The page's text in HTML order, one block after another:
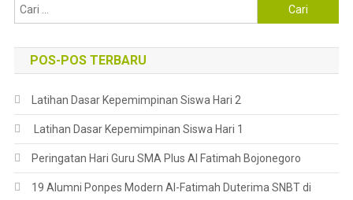
untuk:
POS-POS TERBARU
Latihan Dasar Kepemimpinan Siswa Hari 2
Latihan Dasar Kepemimpinan Siswa Hari 1
Peringatan Hari Guru SMA Plus Al Fatimah Bojonegoro
19 Alumni Ponpes Modern Al-Fatimah Duterima SNBT di